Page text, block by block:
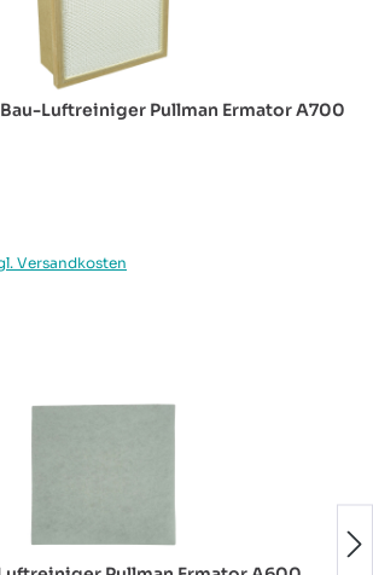
Bau-Luftreiniger Pullman Ermator A700
Versandkosten